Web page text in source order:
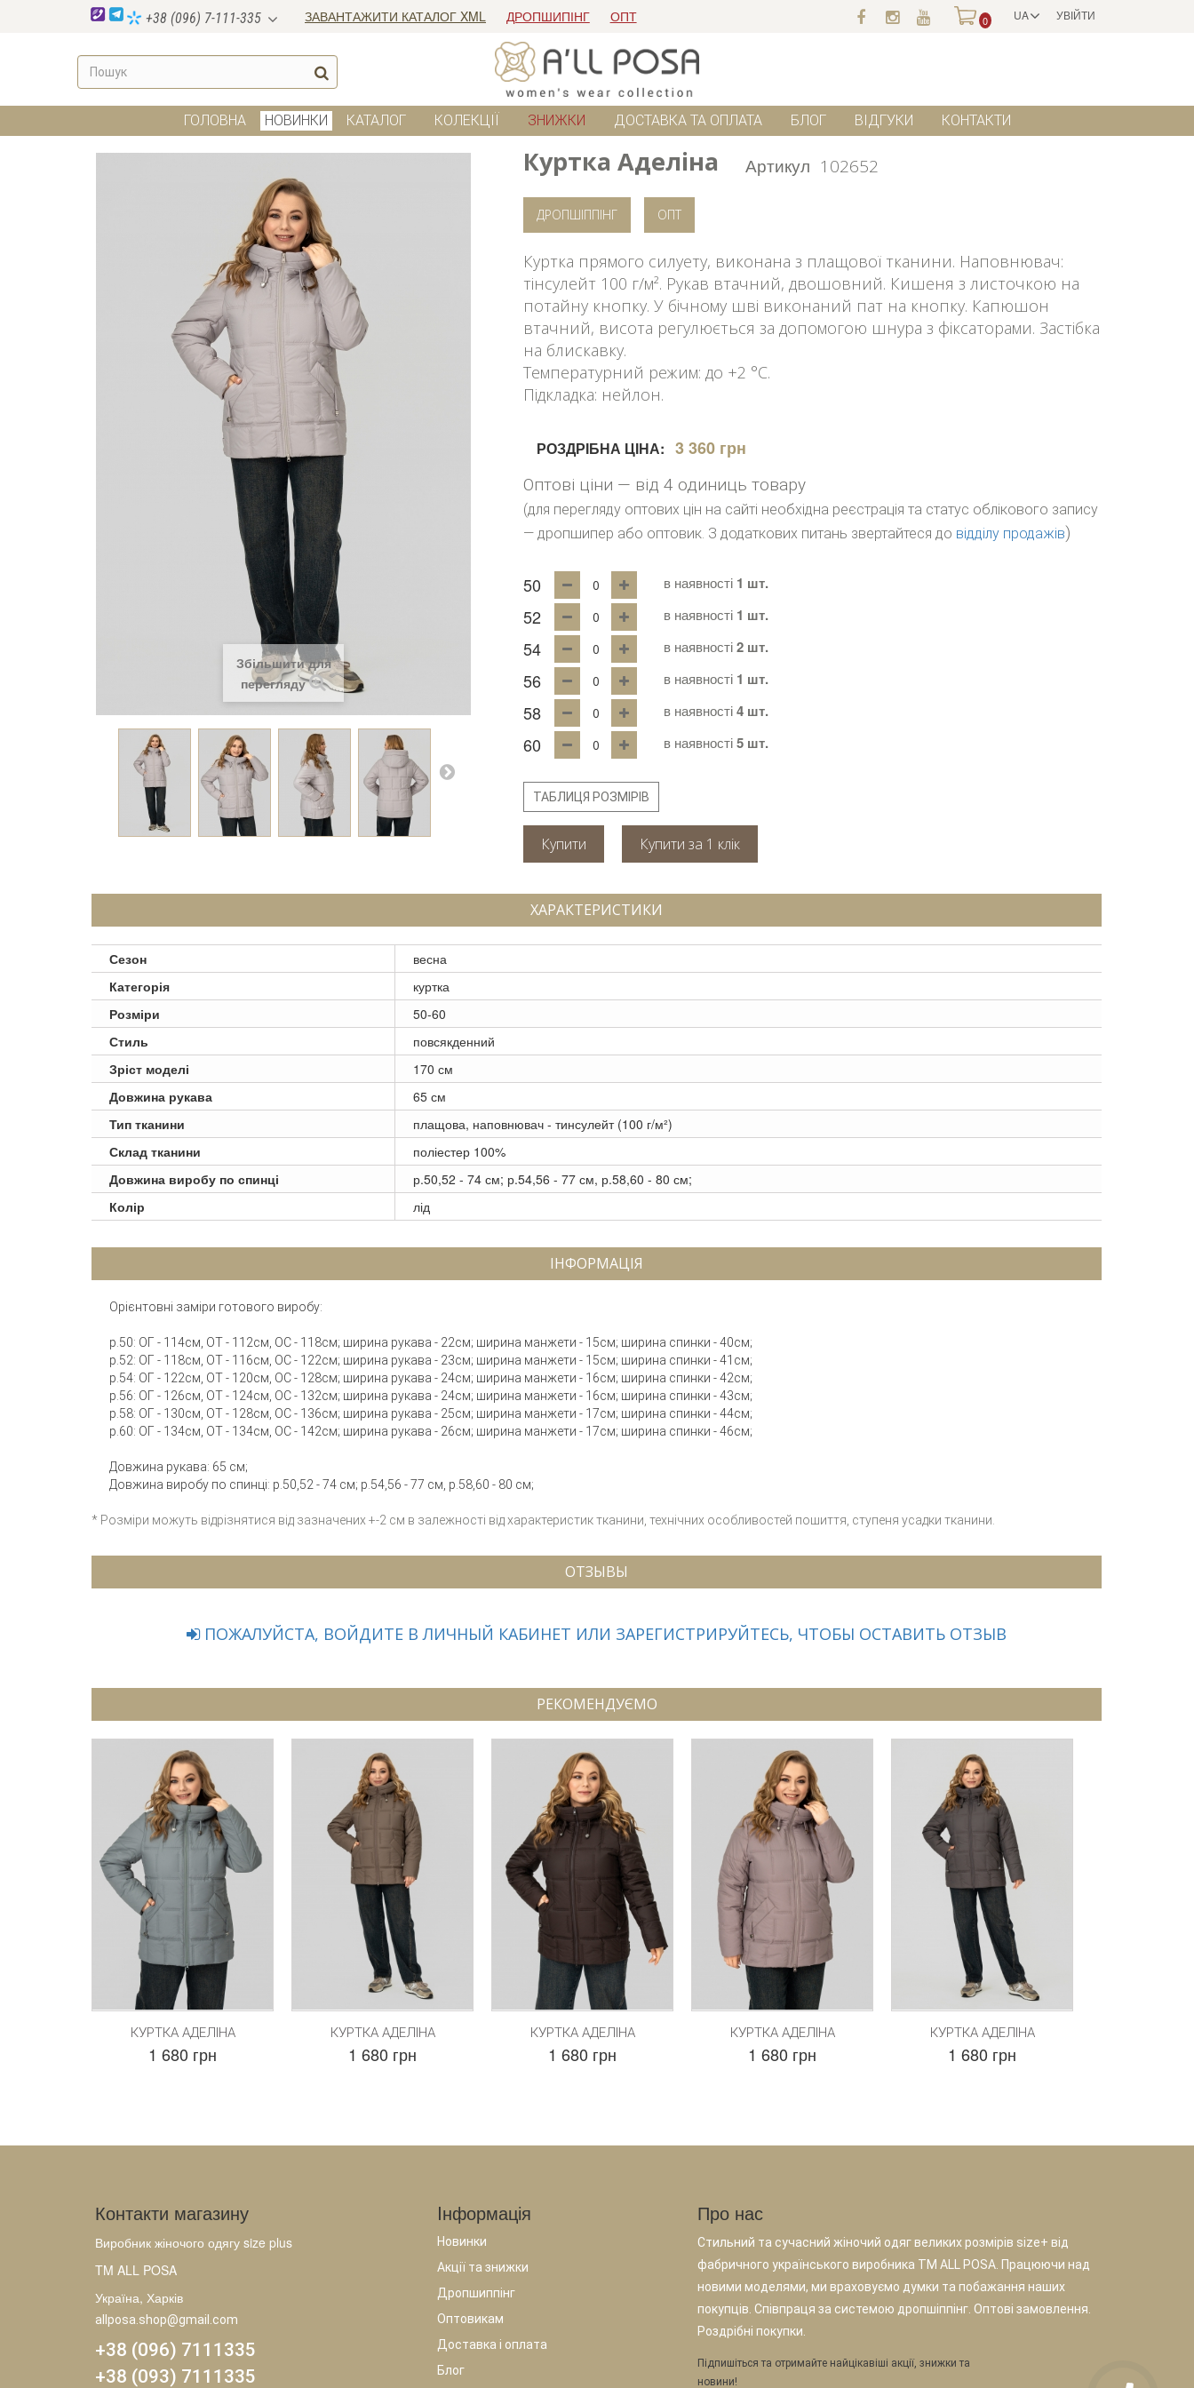
УВІЙТИ
UA
+38 (096) 7-111-335 ЗАВАНТАЖИТИ КАТАЛОГ XML ДРОПШИПІНГ ОПТ 0
ГОЛОВНА НОВИНКИ КАТАЛОГ КОЛЕКЦІЇ ЗНИЖКИ ДОСТАВКА ТА ОПЛАТА БЛОГ ВІДГУКИ КОНТАКТИ
Збільшити для
перегляду
Куртка Аделіна Артикул 102652
ДРОПШІППІНГ ОПТ
Куртка прямого силуету, виконана з плащової тканини. Наповнювач:
тінсулейт 100 г/м². Рукав втачний, двошовний. Кишеня з листочкою на
потайну кнопку. У бічному шві виконаний пат на кнопку. Капюшон
втачний, висота регулюється за допомогою шнура з фіксаторами. Застібка
на блискавку.
Температурний режим: до +2 °C.
Підкладка: нейлон.
РОЗДРІБНА ЦІНА: 3 360 грн
Оптові ціни — від 4 одиниць товару
(для перегляду оптових цін на сайті необхідна реєстрація та статус облікового запису
— дропшипер або оптовик. З додаткових питань звертайтеся до відділу продажів)
50 в наявності 1 шт.
52 в наявності 1 шт.
54 в наявності 2 шт.
56 в наявності 1 шт.
58 в наявності 4 шт.
60 в наявності 5 шт.
ТАБЛИЦЯ РОЗМІРІВ
Купити
ХАРАКТЕРИСТИКИ
Сезон
весна
Категорія
куртка
Розміри
50-60
Стиль
повсякденний
Зріст моделі
170 см
Довжина рукава
65 см
Тип тканини
плащова, наповнювач - тинсулейт (100 г/м²)
Склад тканини
поліестер 100%
Довжина виробу по спинці
р.50,52 - 74 см; р.54,56 - 77 см, р.58,60 - 80 см;
Колір
лід
ІНФОРМАЦІЯ
Орієнтовні заміри готового виробу:
р.50: ОГ - 114см, ОТ - 112см, ОС - 118см; ширина рукава - 22см; ширина манжети - 15см; ширина спинки - 40см;
р.52: ОГ - 118см, ОТ - 116см, ОС - 122см; ширина рукава - 23см; ширина манжети - 15см; ширина спинки - 41см;
р.54: ОГ - 122см, ОТ - 120см, ОС - 128см; ширина рукава - 24см; ширина манжети - 16см; ширина спинки - 42см;
р.56: ОГ - 126см, ОТ - 124см, ОС - 132см; ширина рукава - 24см; ширина манжети - 16см; ширина спинки - 43см;
р.58: ОГ - 130см, ОТ - 128см, ОС - 136см; ширина рукава - 25см; ширина манжети - 17см; ширина спинки - 44см;
р.60: ОГ - 134см, ОТ - 134см, ОС - 142см; ширина рукава - 26см; ширина манжети - 17см; ширина спинки - 46см;
Довжина рукава: 65 см;
Довжина виробу по спинці: р.50,52 - 74 см; р.54,56 - 77 см, р.58,60 - 80 см;
* Розміри можуть відрізнятися від зазначених +-2 см в залежності від характеристик тканини, технічних особливостей пошиття, ступеня усадки тканини.
ОТЗЫВЫ
ПОЖАЛУЙСТА, ВОЙДИТЕ В ЛИЧНЫЙ КАБИНЕТ ИЛИ ЗАРЕГИСТРИРУЙТЕСЬ, ЧТОБЫ ОСТАВИТЬ ОТЗЫВ
РЕКОМЕНДУЄМО
КУРТКА АДЕЛІНА
1 680 грн
КУРТКА АДЕЛІНА
1 680 грн
КУРТКА АДЕЛІНА
1 680 грн
КУРТКА АДЕЛІНА
1 680 грн
КУРТКА АДЕЛІНА
1 680 грн
Контакти магазину
Виробник жіночого одягу size plus
TM ALL POSA
Україна, Харків
allposa.shop@gmail.com
+38 (096) 7111335
+38 (093) 7111335
Iнформація
Новинки
Акції та знижки
Дропшиппінг
Оптовикам
Доставка і оплата
Блог
Про нас
Стильний та сучасний жіночий одяг великих розмірів size+ від
фабричного українського виробника TM ALL POSA. Працюючи над
новими моделями, ми враховуємо думки та побажання наших
покупців. Співпраця за системою дропшіппінг. Оптові замовлення.
Роздрібні покупки.
Підпишіться та отримайте найцікавіші акції, знижки та
новини!